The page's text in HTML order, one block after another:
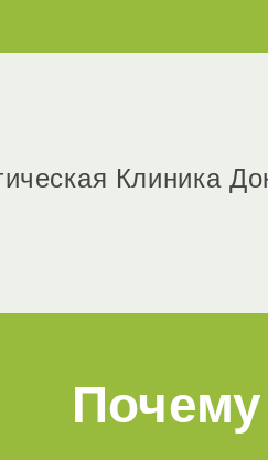
Клиника